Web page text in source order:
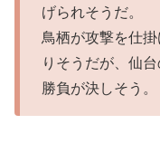
げられそうだ。
鳥栖が攻撃を仕
りそうだが、仙
勝負が決しそう。